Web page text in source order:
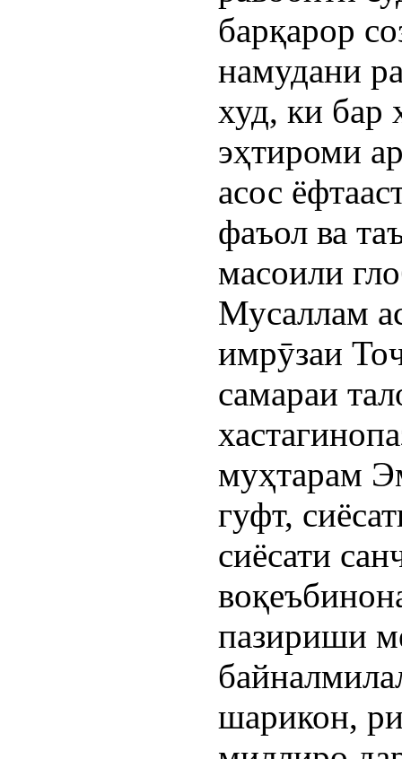
барқарор
намудани
худ, ки бар
эҳтироми
асос
фаъол ва
масоили
Мусаллам
имрӯзаи
самараи
муҳтарам
гуфт,
сиёсати
пазириши
шарикон,